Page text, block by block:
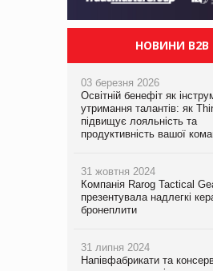
НОВИНИ B2B
03 березня 2026
Освітній бенефіт як
утримання талантів: як
підвищує лояльність та
продуктивність вашої
31 жовтня 2024
Компанія Rarog Tactical
презентувала надлегкі
бронеплити
31 липня 2024
Напівфабрикати та